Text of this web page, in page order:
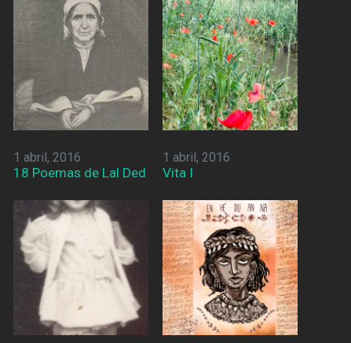
1 abril, 2016
18 Poemas de Lal Ded
1 abril, 2016
Vita I